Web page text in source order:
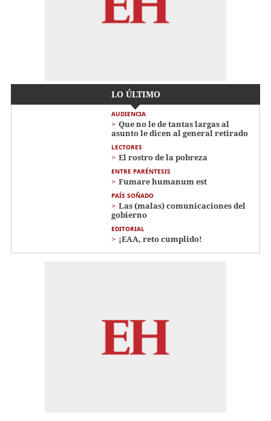
LO ÚLTIMO
AUDIENCIA
Que no le de tantas largas al
asunto le dicen al general retirado
LECTORES
El rostro de la pobreza
ENTRE PARÉNTESIS
Fumare humanum est
PAÍS SOÑADO
Las (malas) comunicaciones del
gobierno
EDITORIAL
¡EAA, reto cumplido!